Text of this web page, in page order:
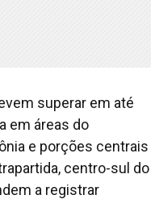
superar em até
em áreas do
e porções centrais
centro-sul do
a registrar